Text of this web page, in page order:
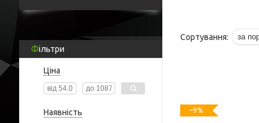
Фільтри
Ціна
Наявність
–9%